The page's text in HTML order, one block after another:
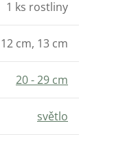
1 ks rostliny
12 cm, 13 cm
20 - 29 cm
světlo